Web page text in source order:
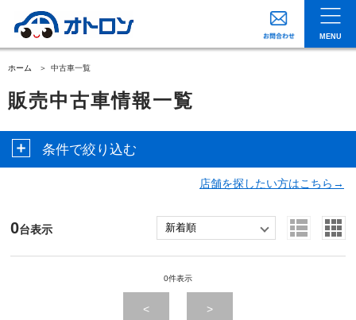
MENU
ホーム 中古車一覧
販売中古車情報一覧
条件で絞り込む
店舗を探したい方はこちら→
0台表示
0件表示
< >